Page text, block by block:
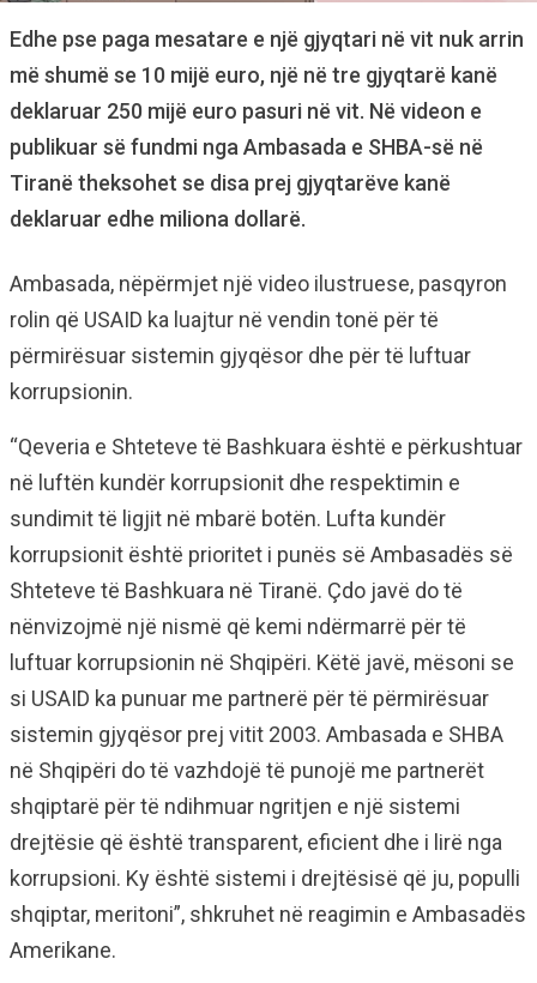
Edhe pse paga mesatare e një gjyqtari në vit nuk arrin
më shumë se 10 mijë euro, një në tre gjyqtarë kanë
deklaruar 250 mijë euro pasuri në vit. Në videon e
publikuar së fundmi nga Ambasada e SHBA-së në
Tiranë theksohet se disa prej gjyqtarëve kanë
deklaruar edhe miliona dollarë.
Ambasada, nëpërmjet një video ilustruese, pasqyron
rolin që USAID ka luajtur në vendin tonë për të
përmirësuar sistemin gjyqësor dhe për të luftuar
korrupsionin.
“Qeveria e Shteteve të Bashkuara është e përkushtuar
në luftën kundër korrupsionit dhe respektimin e
sundimit të ligjit në mbarë botën. Lufta kundër
korrupsionit është prioritet i punës së Ambasadës së
Shteteve të Bashkuara në Tiranë. Çdo javë do të
nënvizojmë një nismë që kemi ndërmarrë për të
luftuar korrupsionin në Shqipëri. Këtë javë, mësoni se
si USAID ka punuar me partnerë për të përmirësuar
sistemin gjyqësor prej vitit 2003. Ambasada e SHBA
në Shqipëri do të vazhdojë të punojë me partnerët
shqiptarë për të ndihmuar ngritjen e një sistemi
drejtësie që është transparent, eficient dhe i lirë nga
korrupsioni. Ky është sistemi i drejtësisë që ju, populli
shqiptar, meritoni”, shkruhet në reagimin e Ambasadës
Amerikane.